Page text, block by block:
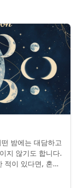
밤에는 대담하고
지 않기도 합니다.
적이 있다면, 혼자